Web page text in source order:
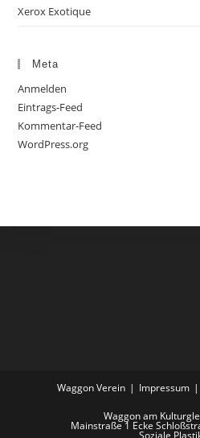
Xerox Exotique
Meta
Anmelden
Eintrags-Feed
Kommentar-Feed
WordPress.org
Waggon Verein Impressum
Waggon am
Mainstraße 1 Ecke